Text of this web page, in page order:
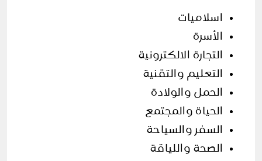
اسلاميات
الأسرة
التجارة الالكترونية
التعليم والتقنية
الحمل والولادة
الحياة والمجتمع
السفر والسياحة
الصحة واللياقة